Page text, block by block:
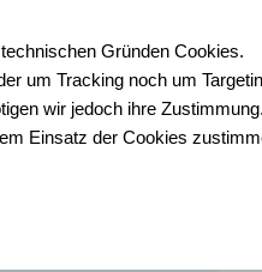
Gründen Cookies.
um Tracking noch um
wir jedoch ihre Zustimmung.
Einsatz der Cookies